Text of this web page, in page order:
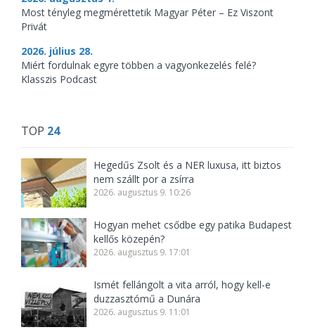
Most tényleg megmérettetik Magyar Péter – Ez Viszont
Privát
2026. július 28.
Miért fordulnak egyre többen a vagyonkezelés felé?
Klasszis Podcast
TOP 24
Hegedűs Zsolt és a NER luxusa, itt biztos
nem szállt por a zsírra
2026. augusztus 9. 10:26
Hogyan mehet csődbe egy patika Budapest
kellős közepén?
2026. augusztus 9. 17:01
Ismét fellángolt a vita arról, hogy kell-e
duzzasztómű a Dunára
2026. augusztus 9. 11:01